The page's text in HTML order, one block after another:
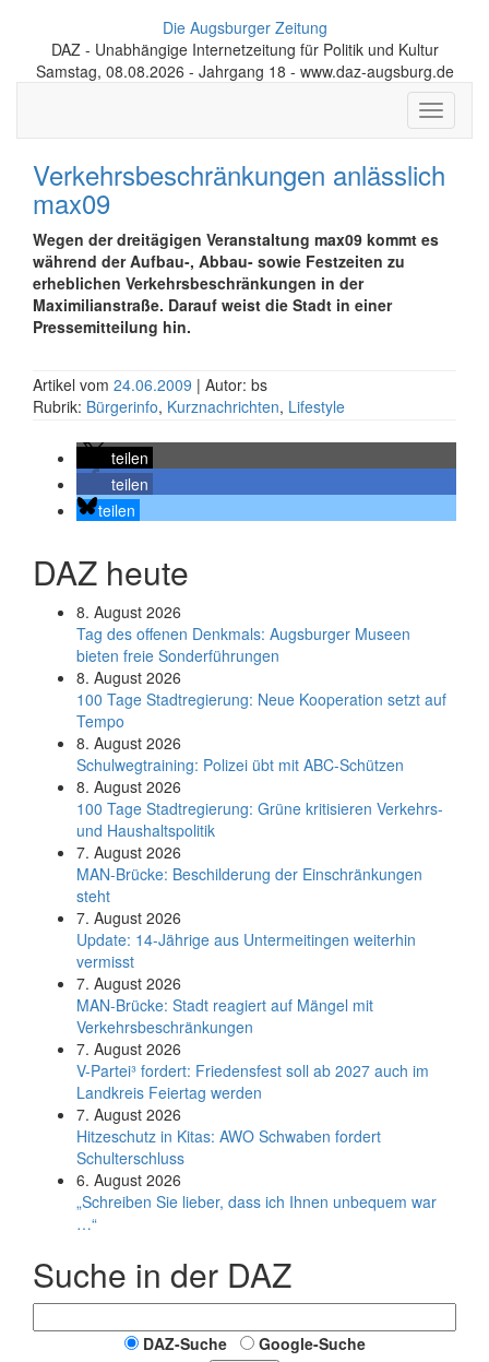
Die Augsburger Zeitung
DAZ - Unabhängige Internetzeitung für Politik und Kultur
Samstag, 08.08.2026 - Jahrgang 18 - www.daz-augsburg.de
Toggle
Verkehrsbeschränkungen anlässlich
max09
Wegen der dreitägigen Veranstaltung max09 kommt es
während der Aufbau-, Abbau- sowie Festzeiten zu
erheblichen Verkehrsbeschränkungen in der
Maximilianstraße. Darauf weist die Stadt in einer
Pressemitteilung hin.
Artikel vom 24.06.2009 | Autor: bs
Rubrik: Bürgerinfo, Kurznachrichten, Lifestyle
teilen
teilen
teilen
DAZ heute
8. August 2026
Tag des offenen Denkmals: Augsburger Museen
bieten freie Sonderführungen
8. August 2026
100 Tage Stadtregierung: Neue Kooperation setzt auf
Tempo
8. August 2026
Schul­weg­trai­ning: Poli­zei übt mit ABC-Schüt­zen
8. August 2026
100 Tage Stadtregierung: Grüne kritisieren Verkehrs-
und Haushaltspolitik
7. August 2026
MAN-Brücke: Beschilderung der Einschränkungen
steht
7. August 2026
Update: 14-Jährige aus Untermeitingen weiterhin
vermisst
7. August 2026
MAN-Brücke: Stadt reagiert auf Mängel mit
Verkehrsbeschränkungen
7. August 2026
V-Partei­³ fordert: Friedens­fest soll ab 2027 auch im
Land­kreis Feier­tag werden
7. August 2026
Hitzeschutz in Kitas: AWO Schwaben fordert
Schulterschluss
6. August 2026
„Schreiben Sie lieber, dass ich Ihnen unbequem war
…“
Suche in der DAZ
DAZ-Suche
Google-Suche